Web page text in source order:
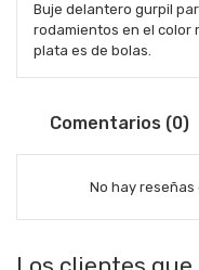
Buje delantero gurpil
rodamientos en el color
plata es de bolas.
Comentarios (0)
No hay reseñas